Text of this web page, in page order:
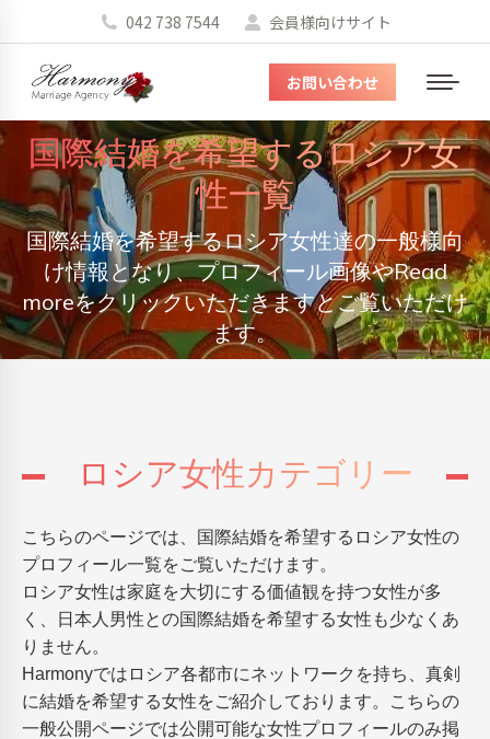
042 738 7544 会員様向けサイト
メ
ニ
ュ
ー
お問い合わせ
国際結婚を希望するロシア女
性一覧
国際結婚を希望するロシア女性達の一般様向
け情報となり、プロフィール画像やRead
moreをクリックいただきますとご覧いただけ
ます。
You are here:
ロシア女性カテゴリー
こちらのページでは、国際結婚を希望するロシア女性の
プロフィール一覧をご覧いただけます。
ロシア女性は家庭を大切にする価値観を持つ女性が多
く、日本人男性との国際結婚を希望する女性も少なくあ
りません。
Harmonyではロシア各都市にネットワークを持ち、真剣
に結婚を希望する女性をご紹介しております。こちらの
一般公開ページでは公開可能な女性プロフィールのみ掲